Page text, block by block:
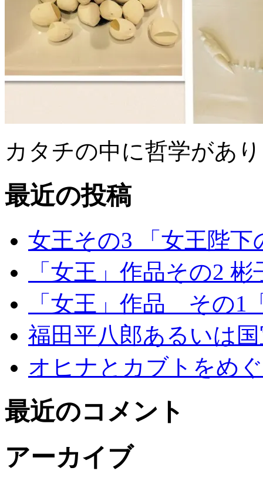
カタチの中に哲学があ
最近の投稿
女王その3 「女王陛
「女王」作品その2
「女王」作品 その1
福田平八郎あるいは
オヒナとカブトをめ
最近のコメント
アーカイブ